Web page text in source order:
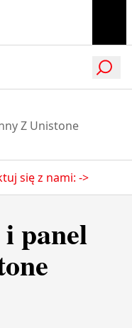
Z Unistone
się z nami: ->
panel